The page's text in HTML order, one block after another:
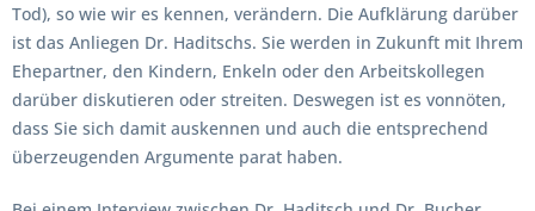
Tod), so wie wir es kennen, verändern. Die Aufklärung darüber
ist das Anliegen Dr. Haditschs. Sie werden in Zukunft mit Ihrem
Ehepartner, den Kindern, Enkeln oder den Arbeitskollegen
darüber diskutieren oder streiten. Deswegen ist es vonnöten,
dass Sie sich damit auskennen und auch die entsprechend
überzeugenden Argumente parat haben.